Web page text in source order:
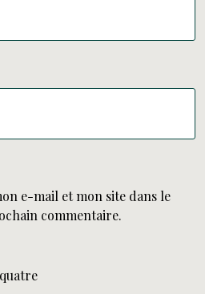
e-mail et mon site dans le
commentaire.